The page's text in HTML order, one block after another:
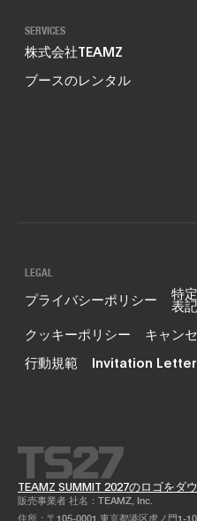
SERVICES
株式会社TEAMZ
ブースのレンタル
LEGAL
プライバシーポリシー 特
表記
クッキーポリシー
キャン
行動規範
Invitation Letter
TEAMZ SUMMIT 2027のロゴをダ
販売事業者 社名：TEAMZ, Inc.